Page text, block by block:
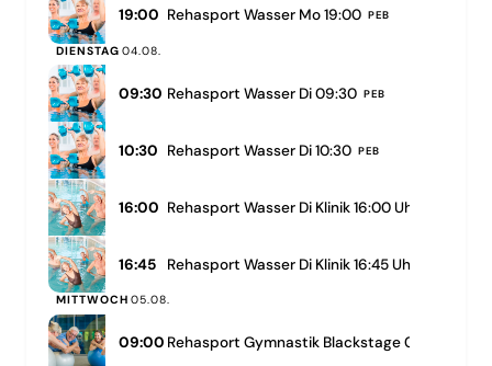
19:00 Rehasport Wasser Mo 19:00 PEB
DIENSTAG 04.08.
09:30 Rehasport Wasser Di 09:30 PEB
10:30 Rehasport Wasser Di 10:30 PEB
16:00 Rehasport Wasser Di Klinik 16:00 Uhr
16:45 Rehasport Wasser Di Klinik 16:45 Uhr
MITTWOCH 05.08.
09:00 Rehasport Gymnastik Blackstage 09:00